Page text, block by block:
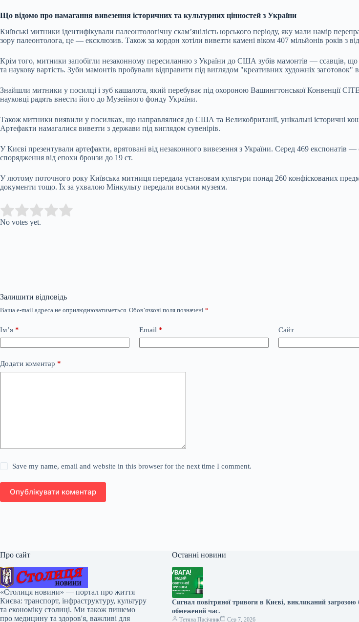
Що відомо про намагання вивезення історичних та культурних цінностей з України
Київські митники ідентифікували палеонтологічну скам’янілість юрського періоду, яку мали намір
зору палеонтолога, це — ексклюзив. Також за кордон хотіли вивезти камені віком 407 мільйонів років з
Крім того, митники запобігли незаконному пересиланню з України до США зубів мамонтів — ссавців, що
та наукову вартість. Зуби мамонтів пробували відправити під виглядом "креативних художніх заготовок"
Знайшли митники у посилці і зуб кашалота, який перебуває під охороною Вашингтонської Конвенції
науковці радять внести його до Музейного фонду України.
Також митники виявили у посилках, що направлялися до США та Великобританії, унікальні історичні
Артефакти намагалися вивезти з держави під виглядом сувенірів.
У Києві презентували артефакти, врятовані від незаконного вивезення з України. Серед 469 експонатів
спорядження від епохи бронзи до 19 ст.
У лютому поточного року Київська митниця передала установам культури понад 260 конфіскованих
документи тощо. Їх за ухвалою Мінкульту передали восьми музеям.
Rate this item:
No votes yet.
Залишити відповідь
Ваша e-mail адреса не оприлюднюватиметься. Обов’язкові поля позначені *
Ім’я * Email * Сайт
Додати коментар *
Save my name, email and website in this browser for the next time I comment.
Опублікувати коментар
Про сайт
«Столиця новини» — портал про життя
Києва: транспорт, інфраструктуру, культуру
та економіку столиці. Ми також пишемо
про медицину та здоров'я, важливі для
Останні новини
Сигнал повітряної тривоги в Києві, викликаний загрозою
обмежений час.
Тетяна Пасічник Сер 7, 2026